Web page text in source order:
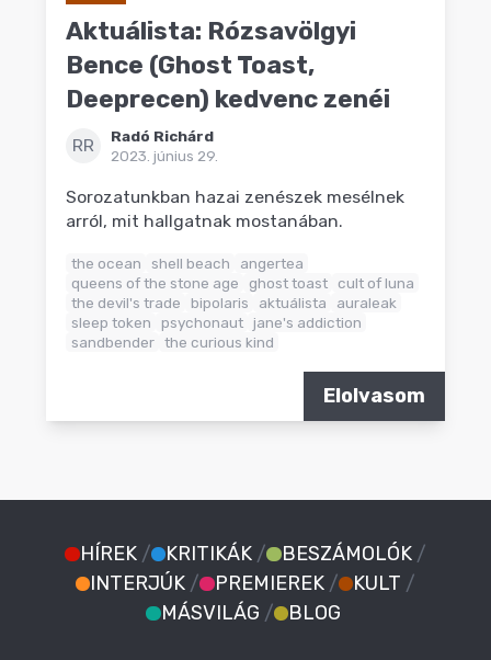
Aktuálista: Rózsavölgyi
Bence (Ghost Toast,
Deeprecen) kedvenc zenéi
RR
Radó Richárd
2023. június 29.
Sorozatunkban hazai zenészek mesélnek
arról, mit hallgatnak mostanában.
the ocean shell beach
angertea
queens of the stone age
ghost toast cult of luna
the devil's trade
bipolaris aktuálista
auraleak
sleep token
psychonaut jane's addiction
sandbender the curious kind
Elolvasom
HÍREK / KRITIKÁK / BESZÁMOLÓK /
INTERJÚK / PREMIEREK / KULT /
MÁSVILÁG / BLOG